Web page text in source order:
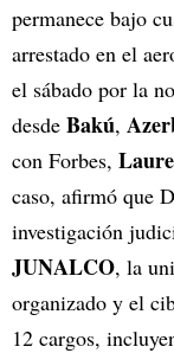
permanece bajo
arrestado en el
el sábado por la
desde Bakú,
con Forbes,
caso, afirmó que
investigación
JUNALCO, la
organizado y el
12 cargos,